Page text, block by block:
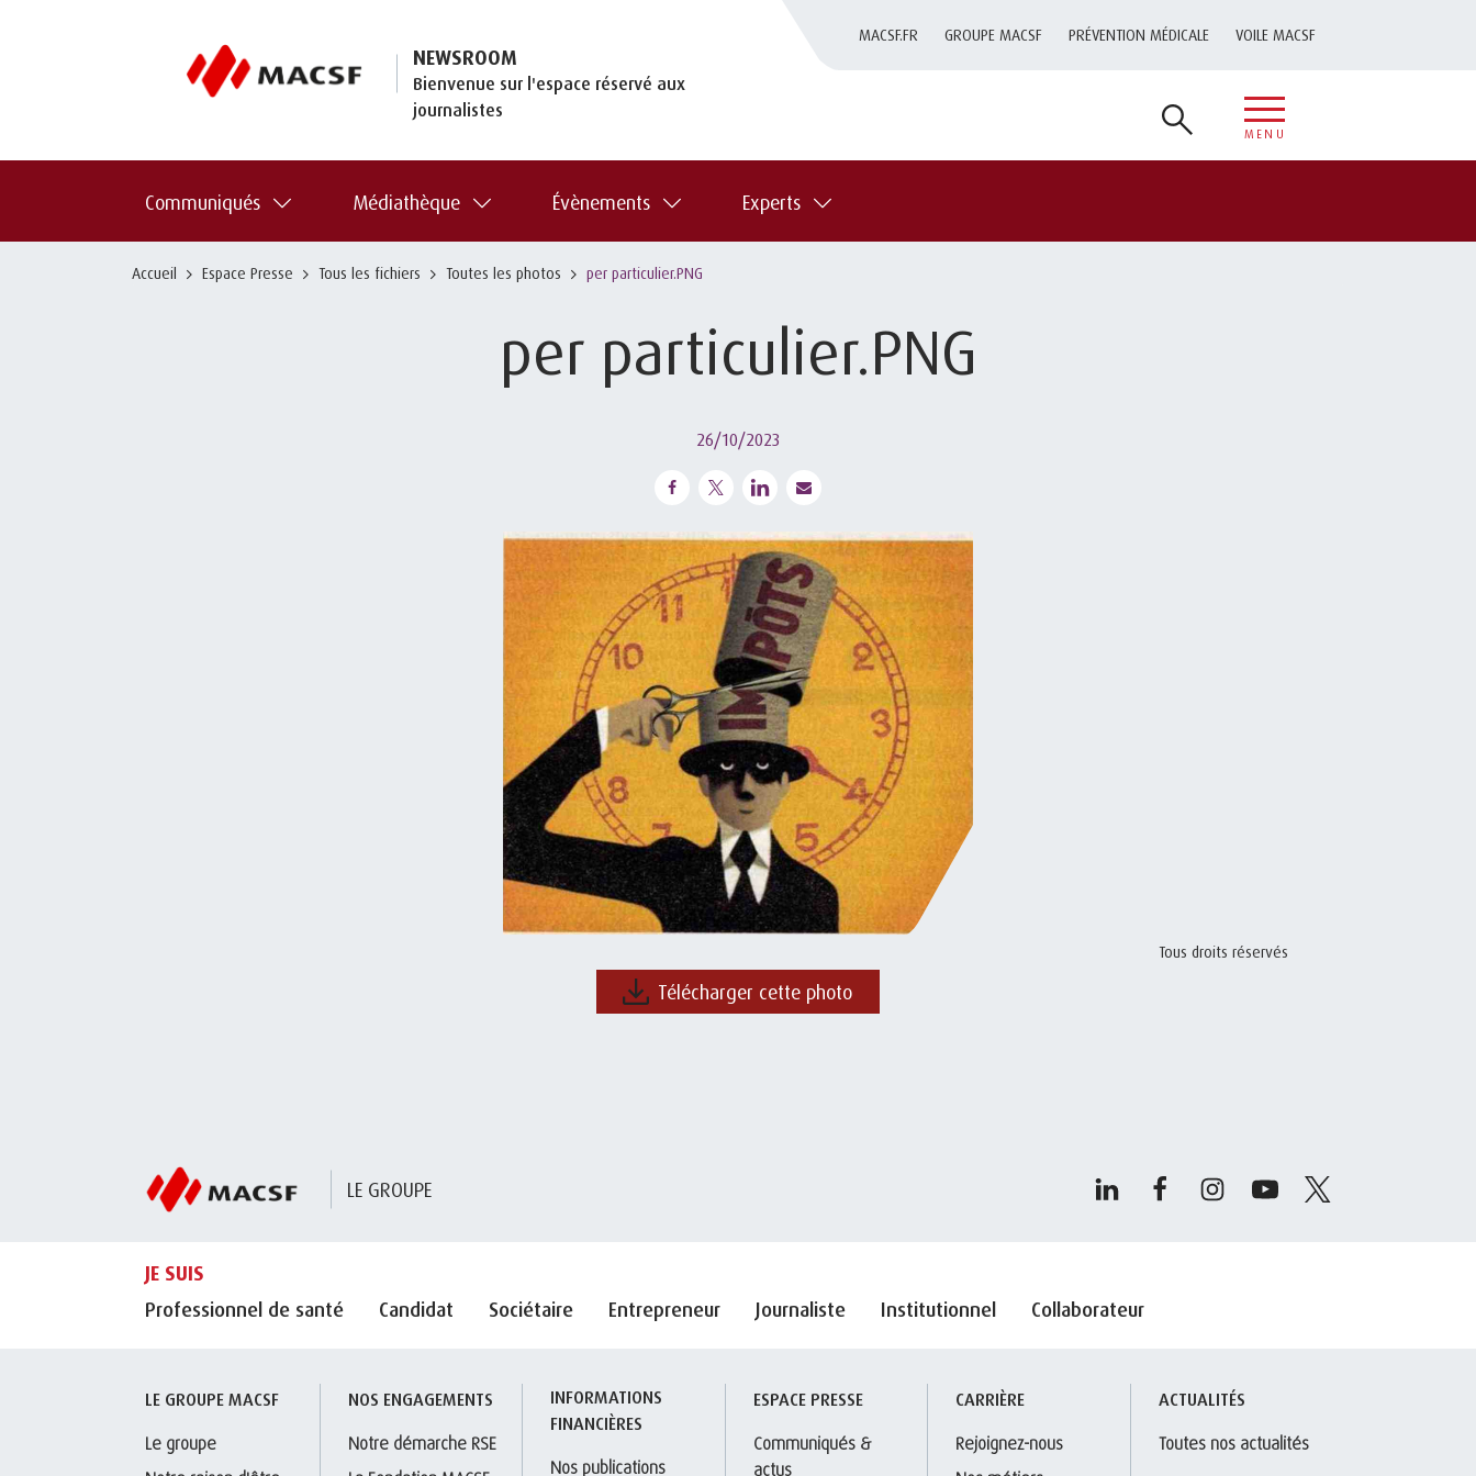
NEWSROOM
Bienvenue sur l'espace réservé aux
journalistes
MACSF.FR GROUPE MACSF PRÉVENTION MÉDICALE VOILE MACSF
MENU
Communiqués Médiathèque Évènements Experts
Accueil Espace Presse Tous les fichiers Toutes les photos per particulier.PNG
per particulier.PNG
26/10/2023
Tous droits réservés
Télécharger cette photo
LE GROUPE
JE SUIS
Professionnel de santé
Candidat Sociétaire Entrepreneur Journaliste Institutionnel Collaborateur
LE GROUPE MACSF
Le groupe
NOS ENGAGEMENTS
Notre démarche RSE
INFORMATIONS
FINANCIÈRES
Nos publications
ESPACE PRESSE
Communiqués &
actus
CARRIÈRE
Rejoignez-nous
ACTUALITÉS
Toutes nos actualités